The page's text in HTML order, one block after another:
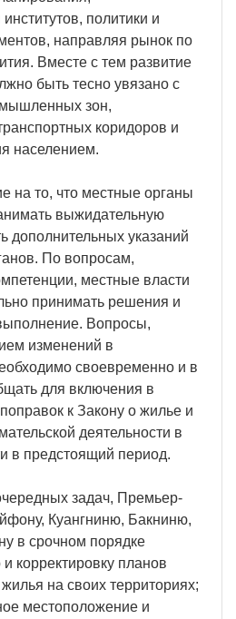
политики и
направляя рынок по
Вместе с тем развитие
быть тесно увязано с
зон,
коридоров и
населением.
на то, что местные органы
выжидательную
дополнительных указаний
По вопросам,
местные власти
принимать решения и
Вопросы,
изменений в
своевременно и в
для включения в
к Закону о жилье и
деятельности в
в предстоящий период.
задач, Премьер-
Куангниню, Бакниню,
в срочном порядке
корректировку планов
на своих территориях;
местоположение и